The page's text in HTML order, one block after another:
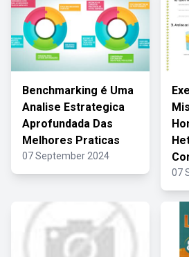
Benchmarking é Uma
Analise Estrategica
Aprofundada Das
Melhores Praticas
07 September 2024
07